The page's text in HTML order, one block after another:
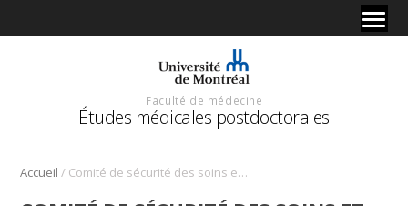
Faculté de médecine
Études médicales postdoctorales
Accueil / Comité de sécurité des soins et des résidents